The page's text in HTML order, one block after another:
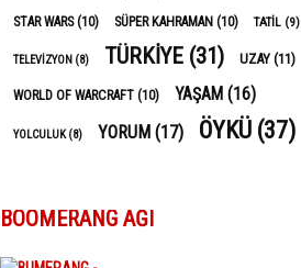
STAR WARS(10) SÜPER KAHRAMAN (10) TATIL (9)
TELEVIZYON (8) TÜRKIYE (31) UZAY (11)
WORLD OF WARCRAFT (10) YAŞAM (16)
YOLCULUK(8) YORUM (17) ÖYKÜ (37)
BOOMERANG AĞI